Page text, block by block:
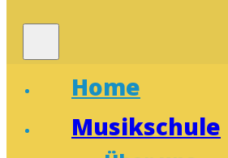
Home
Musikschule